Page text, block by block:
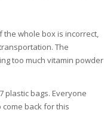
the whole box is incorrect,
The
too much vitamin powder
plastic bags. Everyone
back for this